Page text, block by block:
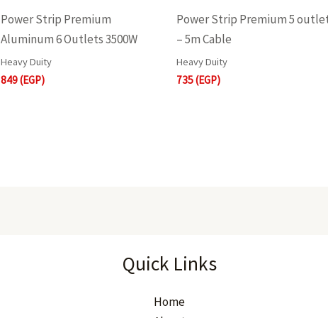
Power Strip Premium
Aluminum 6 Outlets 3500W
Heavy Duity
849(EGP)
Power Strip Premium 5
– 5m Cable
Heavy Duity
735(EGP)
Quick Links
Home